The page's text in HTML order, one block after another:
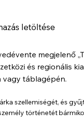
letöltése
megjelenő
és regionális
vagy táblagépén.
szellemiségét, és
történetét